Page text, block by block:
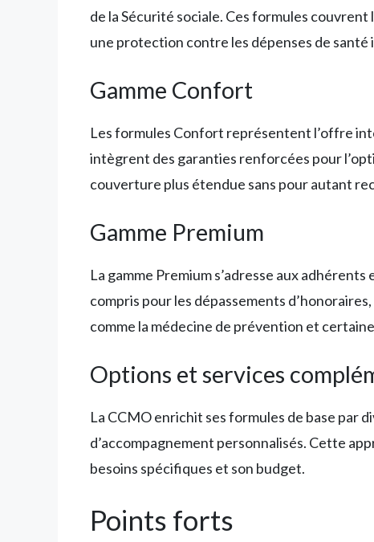
de la Sécurité sociale. Ces formules
une protection contre les dépenses de santé
Gamme Confort
Les formules Confort représentent l’offre
intègrent des garanties renforcées pour
couverture plus étendue sans pour autant
Gamme Premium
La gamme Premium s’adresse aux
compris pour les dépassements
comme la médecine de prévention et
Options et services
La CCMO enrichit ses formules de base par
d’accompagnement personnalisés. Cette
besoins spécifiques et son budget.
Points forts